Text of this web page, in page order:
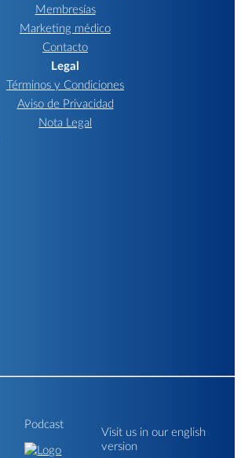
Membresías
Marketing médico
Contacto
Legal
Términos y Condiciones
Aviso de Privacidad
Nota Legal
Podcast
Visit us in our english
version